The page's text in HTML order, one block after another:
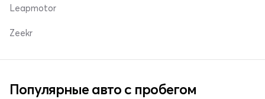
Leapmotor
Zeekr
Популярные авто с пробегом